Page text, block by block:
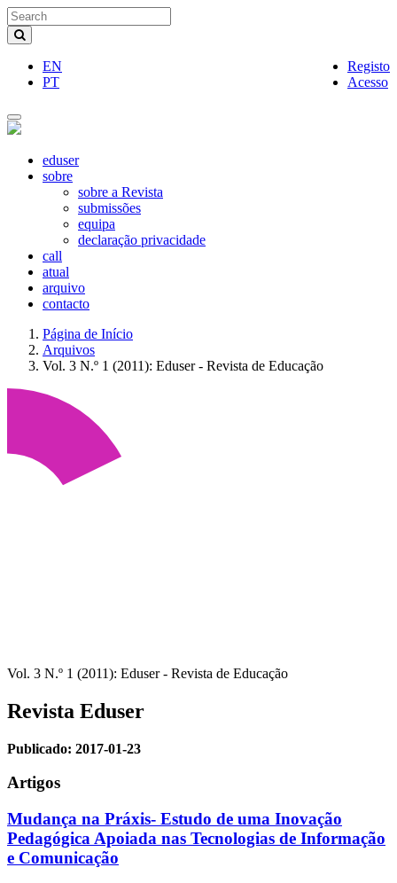
Navegação
Conteúdo
principal
Barra
Registo
Acesso
EN
PT
Toggle
navigation
eduser
sobre
sobre a Revista
submissões
equipa
declaração privacidade
call
atual
arquivo
contacto
Página de Início
Arquivos
Vol. 3 N.º 1 (2011): Eduser - Revista de Educação
Vol. 3 N.º 1 (2011): Eduser - Revista de Educação
Revista Eduser
Publicado: 2017-01-23
Artigos
Mudança na Práxis- Estudo de uma Inovação
Pedagógica Apoiada nas Tecnologias de Informação
e Comunicação